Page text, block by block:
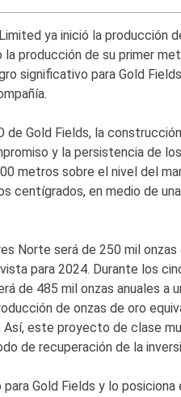
Limited ya inició la producción
la producción de su primer
significativo para Gold
de Gold Fields, la
y la persistencia de
metros sobre el nivel del
centígrados, en medio de
Norte será de 250 mil
para 2024. Durante los
de 485 mil onzas anuales a
de onzas de oro
Así, este proyecto de clase
de recuperación de la
Gold Fields y lo